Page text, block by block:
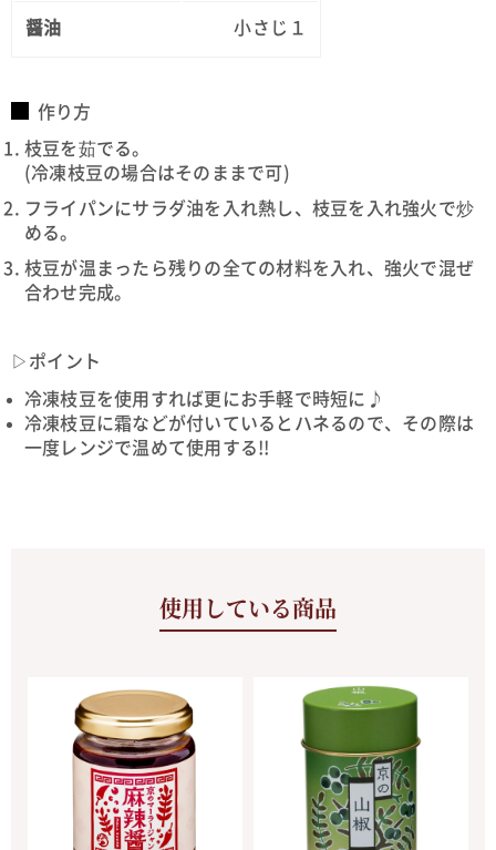
醤油 小さじ１
作り方
枝豆を茹でる。
(冷凍枝豆の場合はそのままで可)
フライパンにサラダ油を入れ熱し、枝豆を入れ強火で炒
める。
枝豆が温まったら残りの全ての材料を入れ、強火で混ぜ
合わせ完成。
▷ポイント
冷凍枝豆を使用すれば更にお手軽で時短に♪
冷凍枝豆に霜などが付いているとハネるので、その際は
一度レンジで温めて使用する!!
使用している商品